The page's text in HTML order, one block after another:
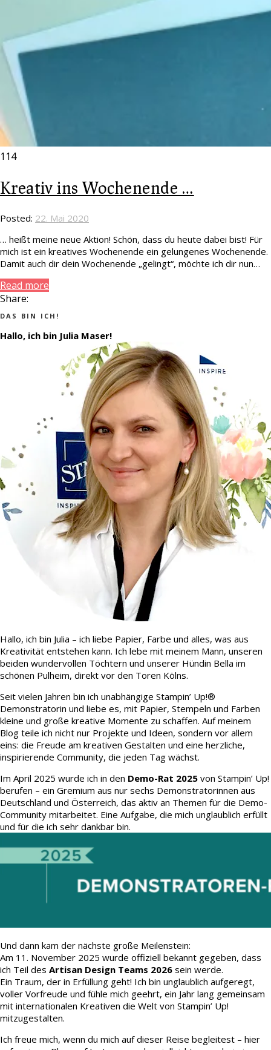
114
Kreativ ins Wochenende …
Posted: 22. Mai 2020
… heißt meine neue Aktion! Schön, dass du heute dabei bist! Für
mich ist ein kreatives Wochenende ein gelungenes Wochenende.
Damit auch dir dein Wochenende „gelingt“, möchte ich dir nun…
Read more
Share:
DAS BIN ICH!
Hallo, ich bin Julia Maser!
Hallo, ich bin Julia – ich liebe Papier, Farbe und alles, was aus
Kreativität entstehen kann. Ich lebe mit meinem Mann, unseren
beiden wundervollen Töchtern und unserer Hündin Bella im
schönen Pulheim, direkt vor den Toren Kölns.
Seit vielen Jahren bin ich unabhängige Stampin’ Up!®
Demonstratorin und liebe es, mit Papier, Stempeln und Farben
kleine und große kreative Momente zu schaffen. Auf meinem
Blog teile ich nicht nur Projekte und Ideen, sondern vor allem
eins: die Freude am kreativen Gestalten und eine herzliche,
inspirierende Community, die jeden Tag wächst.
Im April 2025 wurde ich in den Demo-Rat 2025 von Stampin’ Up!
berufen – ein Gremium aus nur sechs Demonstratorinnen aus
Deutschland und Österreich, das aktiv an Themen für die Demo-
Community mitarbeitet. Eine Aufgabe, die mich unglaublich erfüllt
und für die ich sehr dankbar bin.
Und dann kam der nächste große Meilenstein:
Am 11. November 2025 wurde offiziell bekannt gegeben, dass
ich Teil des Artisan Design Teams 2026 sein werde.
Ein Traum, der in Erfüllung geht! Ich bin unglaublich aufgeregt,
voller Vorfreude und fühle mich geehrt, ein Jahr lang gemeinsam
mit internationalen Kreativen die Welt von Stampin’ Up!
mitzugestalten.
Ich freue mich, wenn du mich auf dieser Reise begleitest – hier